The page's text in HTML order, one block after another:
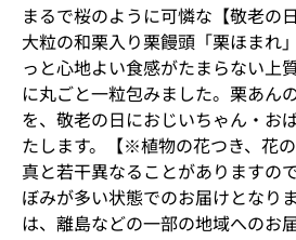
まるで桜のように可憐な【敬老の
大粒の和栗入り栗饅頭「栗ほまれ
っと心地よい食感がたまらない上
に丸ごと一粒包みました。栗あん
を、敬老の日におじいちゃん・お
たします。【※植物の花つき、花
真と若干異なることがありますの
ぼみが多い状態でのお届けとなり
は、離島などの一部の地域へのお